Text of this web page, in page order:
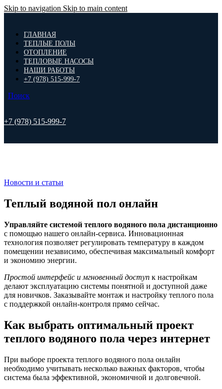
Skip to navigation Skip to main content
ГЛАВНАЯ
ТЕПЛЫЕ ПОЛЫ
ОТОПЛЕНИЕ
ТЕПЛОВЫЕ НАСОСЫ
НАШИ РАБОТЫ
+7 (978) 515-999-7
Поиск
+7 (978) 515-999-7
Новости и статьи
Теплый водяной пол онлайн
Управляйте системой теплого водяного пола дистанционно
с помощью нашего онлайн-сервиса. Инновационная
технология позволяет регулировать температуру в каждом
помещении независимо, обеспечивая максимальный комфорт
и экономию энергии.
Простой интерфейс и мгновенный доступ к настройкам
делают эксплуатацию системы понятной и доступной даже
для новичков. Заказывайте монтаж и настройку теплого пола
с поддержкой онлайн-контроля прямо сейчас.
Как выбрать оптимальный проект
теплого водяного пола через интернет
При выборе проекта теплого водяного пола онлайн
необходимо учитывать несколько важных факторов, чтобы
система была эффективной, экономичной и долговечной.